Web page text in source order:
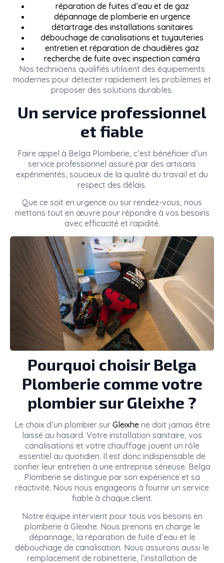
réparation de fuites d’eau et de gaz
dépannage de plomberie en urgence
détartrage des installations sanitaires
débouchage de canalisations et tuyauteries
entretien et réparation de chaudières gaz
recherche de fuite avec inspection caméra
Nos techniciens qualifiés utilisent des équipements
modernes pour détecter rapidement les problèmes et
proposer des solutions durables.
Un service professionnel
et fiable
Faire appel à Belga Plomberie, c’est bénéficier d’un
service professionnel assuré par des artisans
expérimentés, soucieux de la qualité du travail et du
respect des délais.
Que ce soit en urgence ou sur rendez-vous, nous
mettons tout en œuvre pour répondre à vos besoins
avec efficacité et rapidité.
Pourquoi choisir Belga
Plomberie comme votre
plombier sur Gleixhe ?
Le choix d’un plombier sur Gleixhene doit jamais être
laissé au hasard. Votre installation sanitaire, vos
canalisations et votre chauffage jouent un rôle
essentiel au quotidien. Il est donc indispensable de
confier leur entretien à une entreprise sérieuse. Belga
Plomberie se distingue par son expérience et sa
réactivité. Nous nous engageons à fournir un service
fiable à chaque client.
Notre équipe intervient pour tous vos besoins en
plomberie à Gleixhe. Nous prenons en charge le
dépannage, la réparation de fuite d’eau et le
débouchage de canalisation. Nous assurons aussi le
remplacement de robinetterie, l’installation de